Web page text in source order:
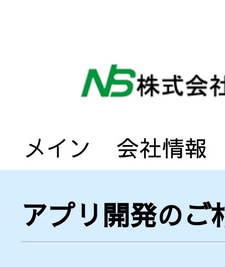
メイン 会社情報
アプリ開発のご